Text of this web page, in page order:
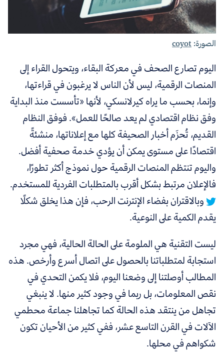
الصورة:coyot
اليوم تصارع الصحف في معركة البقاء، ويتحول القراء إلى
المنصات الرقمية، ليس لأن الناس لا يرغبون في قراءتها،
وإنما، بحسب ما يراه كيرلانسكي، لأنها«تأسست منذ البداية
وفق نظام اقتصادي لم يعد صالحًا للعمل». فوفق النظام
القديم، تُحزَم أخبار الصحيفة كلها مع إعلاناتها، منشئةً
اقتصادًا على مستوى يمكن أن يؤدي خدمة صحفية أفضل.
واليومتنتظم المنصات الرقمية حول نموذج أكثر تطورًا،
فالإعلان مرتبط بشكل أقرب بالمتطلبات الفردية للمستخدم.
وبالاقتران بفضاء الإنترنت الرحب، فإن هذا يخلق شكلًا
يقدم الكمية على النوعية.
ليست التقنية هي الملومة على الحالة الحالية، فهي مجرد
استجابة لمتطلباتنا بالحصول على اتصال أسرع وأرخص. هذه
المطالب أوصلتنا إلى وضعنا اليوم، فلا يكمن التحدي في
نقص المعلومات، بل ربما في وجود كثير منها. لا ينبغي
تجاهل من ينتقد هذه الحالة كما تجاهلنا جماعة محطمي
الآلات في القرن التاسع عشر، ففي كثير من الأحيان تكون
شكواهم في محلها.